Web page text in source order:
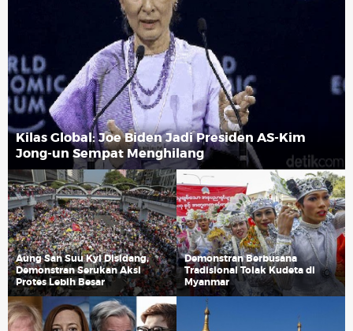
Kilas Global: Joe Biden Jadi Presiden AS-Kim
Jong-un Sempat Menghilang
Aung San Suu Kyi Disidang,
Demonstran Serukan Aksi
Protes Lebih Besar
Demonstran Berbusana
Tradisional Tolak Kudeta di
Myanmar